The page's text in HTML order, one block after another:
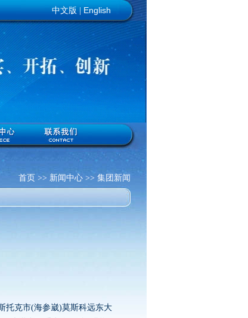
中文版|English
首页 >> 新闻中心 >> 集团新闻
克市(海参崴)莫斯科远东大